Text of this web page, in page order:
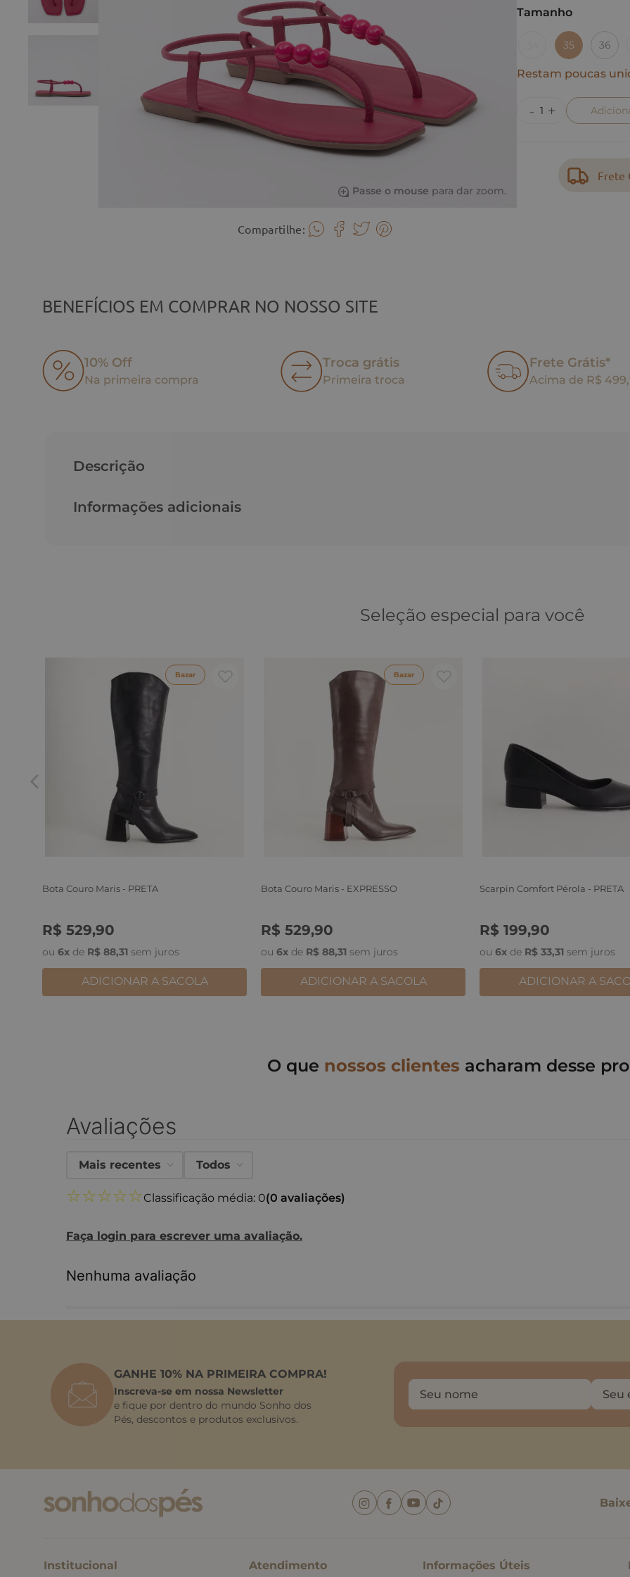
Passe o mouse para dar zoom.
Compartilhe:
Tamanho
35 36
Restam poucas
Frete
BENEFÍCIOS EM COMPRAR NO NOSSO SITE
10% Off
Na primeira compra
Troca grátis
Primeira troca
Frete Grátis*
Acima de R$
Descrição
Informações adicionais
Seleção especial para você
Bazar
Bota Couro Maris - PRETA
R$ 529,90
ou 6x de R$ 88,31 sem juros
36
ADICIONAR A SACOLA
Bazar
Bota Couro Maris - EXPRESSO
R$ 529,90
ou 6x de R$ 88,31 sem juros
36
ADICIONAR A SACOLA
Scarpin Comfort Pérola - PRETA
R$ 199,90
ou 6x de R$ 33,31 sem juros
36
ADICIONAR A
O que nossos clientes acharam desse
Avaliações
☆☆☆☆☆Classificação média: 0(0 avaliações)
Faça login para escrever uma avaliação.
Mais recentes Todos
Nenhuma avaliação
GANHE 10% NA PRIMEIRA COMPRA!
Inscreva-se em nossa Newsletter
e fique por dentro do mundo Sonho dos
Pés, descontos e produtos exclusivos.
Institucional Atendimento Informações Úteis